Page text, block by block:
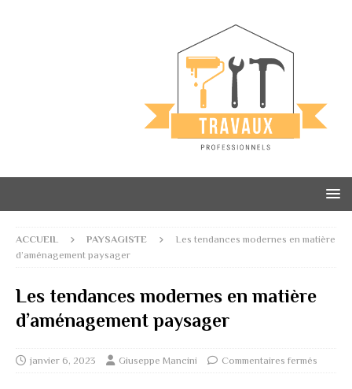
ACCUEIL PAYSAGISTE
Les tendances modernes en matière
d’aménagement paysager
Les tendances modernes en matière
d’aménagement paysager
janvier 6, 2023 Giuseppe Mancini Commentaires fermés